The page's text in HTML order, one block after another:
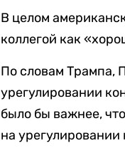
В целом
коллегой как
По словам Трампа,
урегулировании
было бы важнее,
на